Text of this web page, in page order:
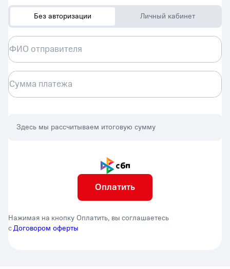
Без авторизации Личный кабинет
ФИО отправителя
Сумма платежа
Здесь мы рассчитываем итоговую сумму
Нажимая на кнопку Оплатить, вы соглашаетесь
сДоговором оферты
Оплатить